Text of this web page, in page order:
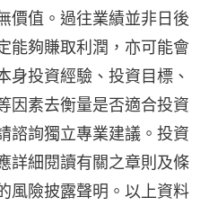
價值。過往業績並非日後
能夠賺取利潤，亦可能會
身投資經驗、投資目標、
因素去衡量是否適合投資
諮詢獨立專業建議。投資
詳細閱讀有關之章則及條
風險披露聲明。以上資料